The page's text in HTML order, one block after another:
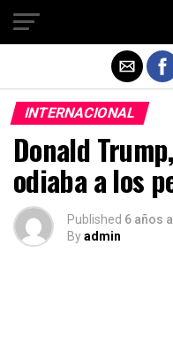
INTERNACIONAL
Donald
odiaba a los
Published 6 años
Byadmin
Salir